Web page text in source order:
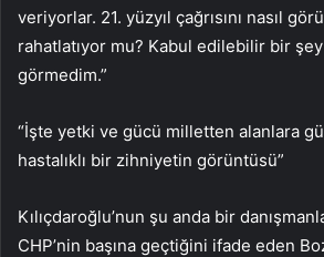
veriyorlar. 21. yüzyıl çağrısını nasıl
rahatlatıyor mu? Kabul edilebilir bir
görmedim.”
“İşte yetki ve gücü milletten alanlara
hastalıklı bir zihniyetin görüntüsü”
Kılıçdaroğlu’nun şu anda bir
CHP’nin başına geçtiğini ifade eden